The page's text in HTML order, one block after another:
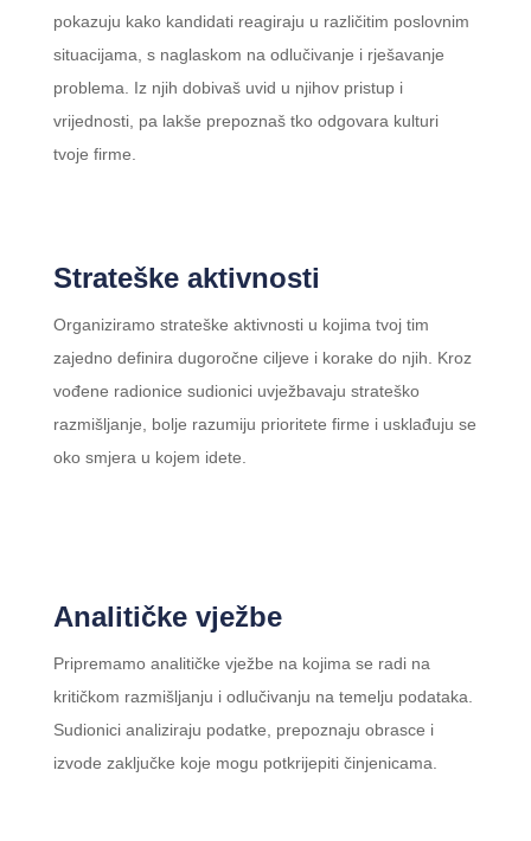
pokazuju kako kandidati reagiraju u različitim poslovnim
situacijama, s naglaskom na odlučivanje i rješavanje
problema. Iz njih dobivaš uvid u njihov pristup i
vrijednosti, pa lakše prepoznaš tko odgovara kulturi
tvoje firme.
Strateške aktivnosti
Organiziramo strateške aktivnosti u kojima tvoj tim
zajedno definira dugoročne ciljeve i korake do njih. Kroz
vođene radionice sudionici uvježbavaju strateško
razmišljanje, bolje razumiju prioritete firme i usklađuju se
oko smjera u kojem idete.
Analitičke vježbe
Pripremamo analitičke vježbe na kojima se radi na
kritičkom razmišljanju i odlučivanju na temelju podataka.
Sudionici analiziraju podatke, prepoznaju obrasce i
izvode zaključke koje mogu potkrijepiti činjenicama.